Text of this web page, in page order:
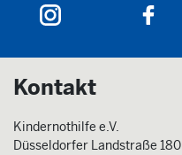
Kontakt
Kindernothilfe e.V.
Düsseldorfer Landstraße 180